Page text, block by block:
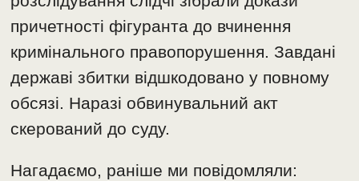
причетності фігуранта до вчинення
кримінального правопорушення. Завдані
державі збитки відшкодовано у повному
обсязі. Наразі обвинувальний акт
скерований до суду.
Нагадаємо, раніше ми повідомляли: